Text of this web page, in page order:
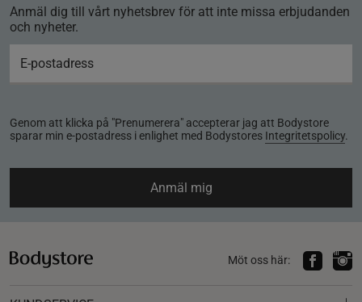
Anmäl dig till vårt nyhetsbrev för att inte missa erbjudanden
och nyheter.
Genom att klicka på "Prenumerera" accepterar jag att Bodystore
sparar min e-postadress i enlighet med Bodystores Integritetspolicy.
Anmäl mig
Möt oss här: